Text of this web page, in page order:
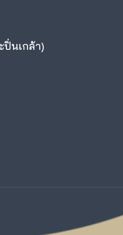
ปิ่นเกล้า)